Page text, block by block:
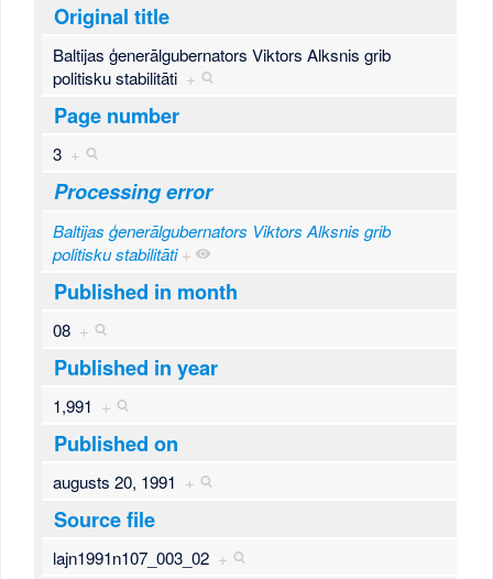
Original title
Baltijas ģenerālgubernators Viktors Alksnis grib
politisku stabilitāti +
Page number
3 +
Processing error
Baltijas ģenerālgubernators Viktors Alksnis grib
politisku stabilitāti +
Published in month
08 +
Published in year
1,991 +
Published on
augusts 20, 1991 +
Source file
lajn1991n107_003_02 +